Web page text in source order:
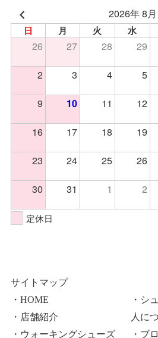
2026年 8月
日 月 火 水
26 27 28 29
2
3 4 5
9
10 11 12
16
17 18 19
23
24 25 26
30
31 1 2
定休日
サイトマップ
・HOME
・店舗紹介
・ウォーキングシューズ
・シ
人に
・ブ